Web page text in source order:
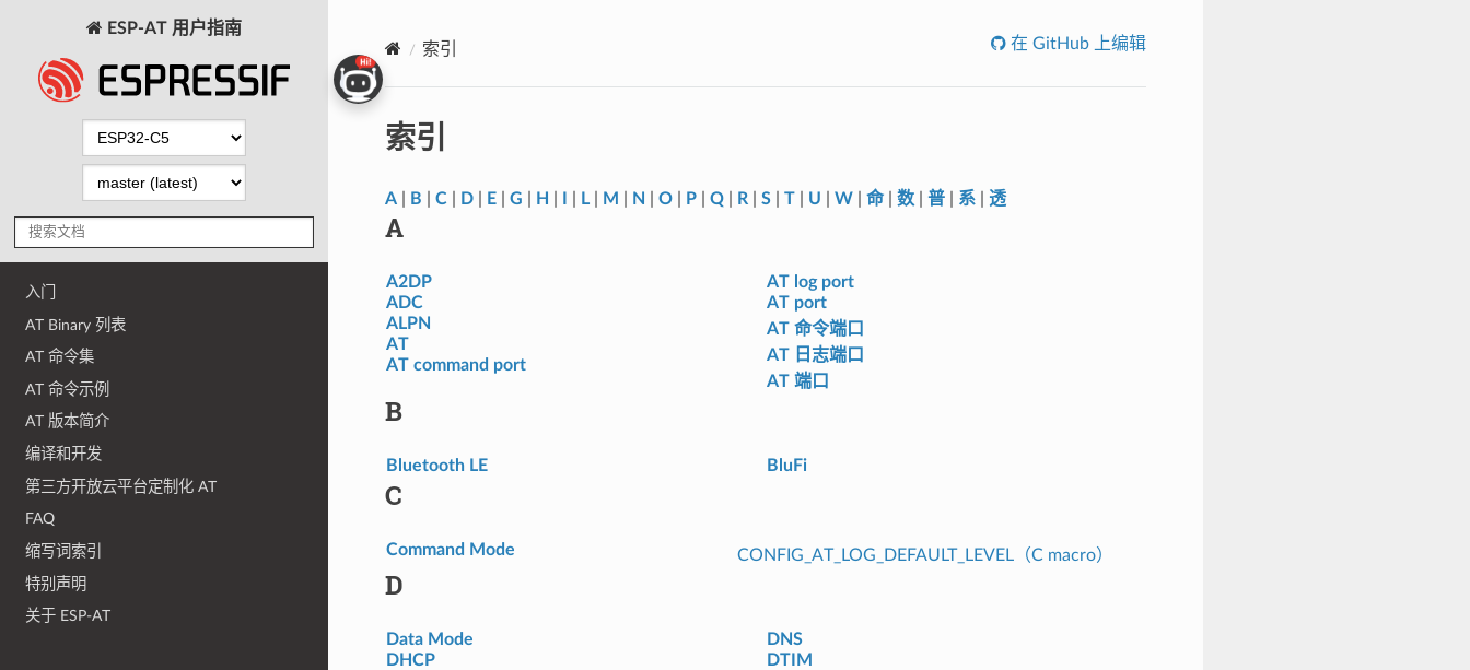
ESP-AT 用户指南
入门
AT Binary 列表
AT 命令集
AT 命令示例
AT 版本简介
编译和开发
第三方开放云平台定制化 AT
FAQ
缩写词索引
特别声明
关于 ESP-AT
索引 在 GitHub 上编辑
索引
A| B C| D| E| G H L| M N O| P| Q| R| S| T| U W| 命| 数| 普| 系| 透
A
A2DP
ADC
ALPN
AT
AT command port
AT log port
AT port
AT 命令端口
AT 日志端口
AT 端口
B
Bluetooth LE BluFi
C
Command Mode CONFIG_AT_LOG_DEFAULT_LEVEL（C macro）
D
Data Mode
DHCP
DNS
DTIM